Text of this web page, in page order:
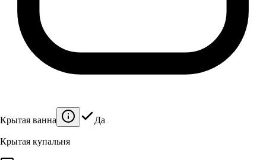
Крытая ванна Да
Крытая купальня